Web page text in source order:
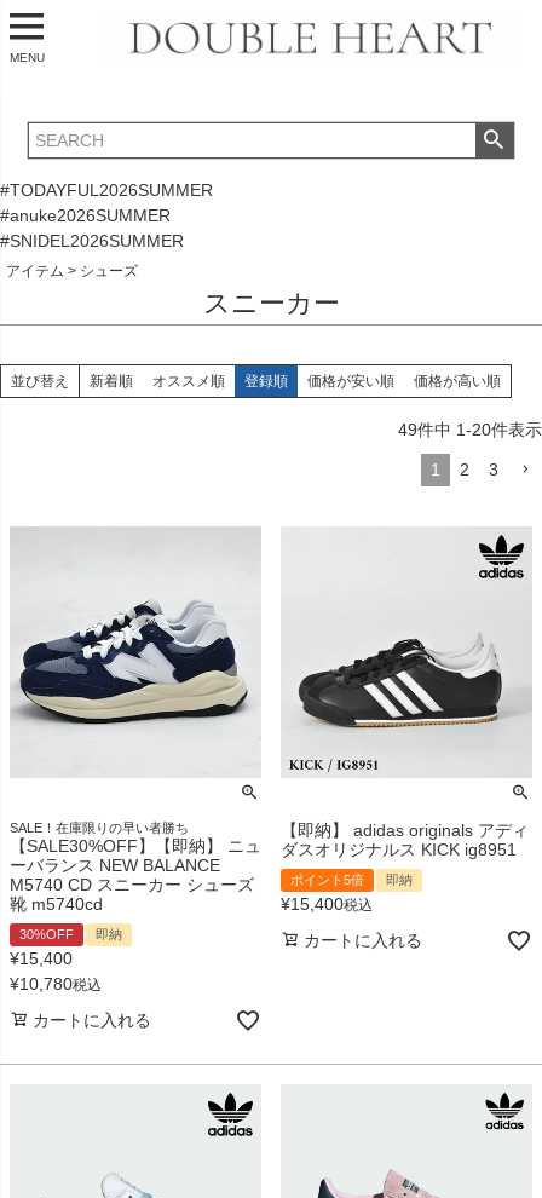
MENU
#TODAYFUL2026SUMMER
#anuke2026SUMMER
#SNIDEL2026SUMMER
アイテム シューズ
スニーカー
並び替え 新着順 オススメ順 登録順 価格が安い順 価格が高い順
49件中 1-20件表示
1 2 3
SALE！在庫限りの早い者勝ち
【SALE30%OFF】【即納】 ニュ
ーバランス NEW BALANCE
M5740 CD スニーカー シューズ
靴 m5740cd
30%OFF 即納
¥15,400
¥10,780税込
カートに入れる
【即納】 adidas originals アディ
ダスオリジナルス KICK ig8951
ポイント5倍 即納
¥15,400税込
カートに入れる